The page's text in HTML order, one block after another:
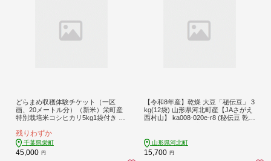
どらまめ収穫体験チケット（一区
画、20メートル分）（新米）栄町産
特別栽培米コシヒカリ5kg1袋付き 40
残りわずか
千葉県栄町
45,000 円
【令和8年産】乾燥 大豆「秘伝豆」 3
kg(12袋) 山形県河北町産【JAさがえ
西村山】 ka008-020e-r8 (秘伝豆 乾燥
べ応え 3kg 250g×12袋 小分け 2026年
産 12月発送 ひたし豆 数の子豆 豆料
理 大豆料理 煮豆 豆腐作り 郷土料理
山形県河北町
15,700 円